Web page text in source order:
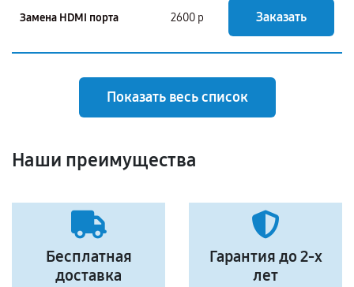
Замена HDMI порта 2600 р Заказать
Показать весь список
Наши преимущества
Бесплатная
доставка
Гарантия до 2-х
лет